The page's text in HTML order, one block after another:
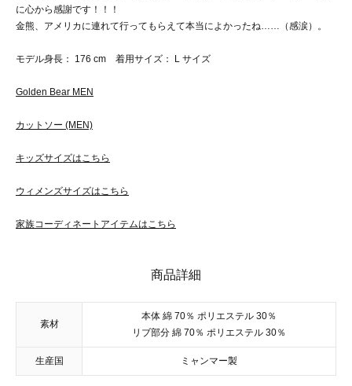
に心から感謝です！！！
金熊、アメリカに連れて行ってもらえて本当によかったね……（感涙）。
モデル身長： 176 cm 着用サイズ： L サイズ
Golden Bear MEN
カットソー (MEN)
キッズサイズはこちら
ウィメンズサイズはこちら
家族コーディネートアイテムはこちら
商品詳細
素材
本体 綿 70％ ポリエステル 30％
リブ部分 綿 70％ ポリエステル 30％
生産国 ミャンマー製